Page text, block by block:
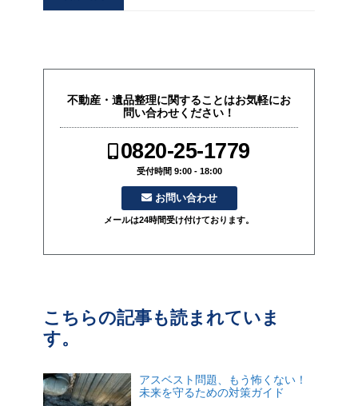
不動産・遺品整理に関することはお気軽にお
問い合わせください！
0820-25-1779
受付時間 9:00 - 18:00
お問い合わせ
メールは24時間受け付けております。
こちらの記事も読まれていま
す。
アスベスト問題、もう怖くない！
未来を守るための対策ガイド